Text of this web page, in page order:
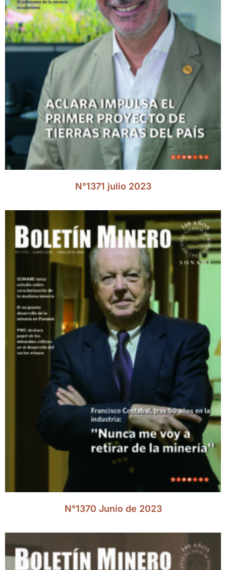
N°1371 julio 2023
N°1370 Junio de 2023